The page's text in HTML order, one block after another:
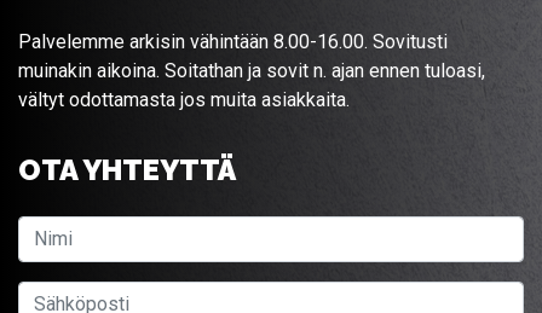
Palvelemme arkisin vähintään 8.00-16.00. Sovitusti
muinakin aikoina. Soitathan ja sovit n. ajan ennen tuloasi,
vältyt odottamasta jos muita asiakkaita.
OTA YHTEYTTÄ